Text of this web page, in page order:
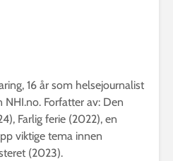
16 år som helsejournalist
Forfatter av: Den
Farlig ferie (2022), en
viktige tema innen
(2023).